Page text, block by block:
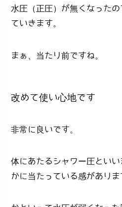
水圧（正圧）が無くなった
ていきます。
まぁ、当たり前ですね。
改めて使い心地です
非常に良いです。
体にあたるシャワー圧とい
かに当たっている感がありま